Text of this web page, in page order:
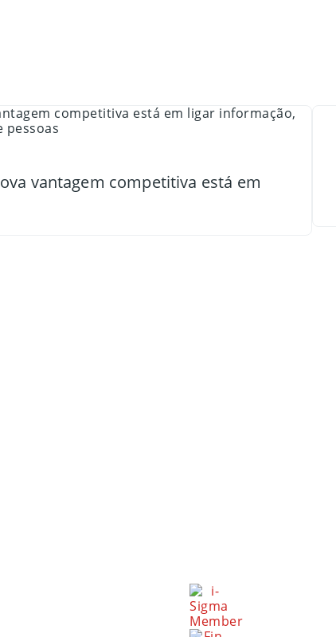
vantagem competitiva está em